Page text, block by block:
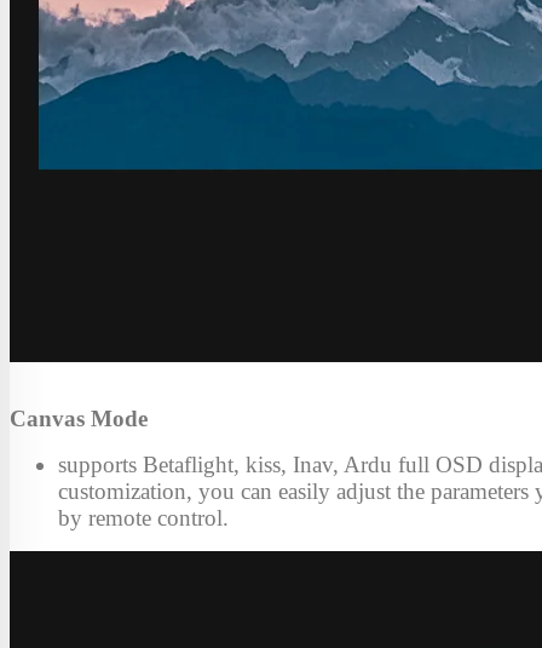
Canvas Mode
supports Betaflight, kiss, Inav, Ardu full OSD
customization, you can easily adjust the parameters
by remote control.